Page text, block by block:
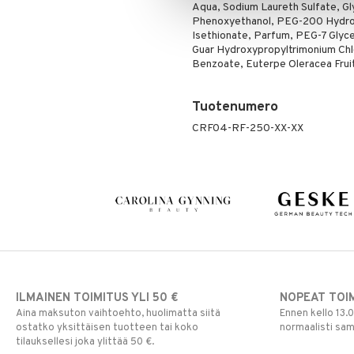
Aqua, Sodium Laureth Sulfate,
Phenoxyethanol, PEG-200
Isethionate, Parfum, PEG-7
Guar Hydroxypropyltrimonium
Benzoate, Euterpe Oleracea
Tuotenumero
CRF04-RF-250-XX-XX
ILMAINEN TOIMITUS YLI 50 €
Aina maksuton vaihtoehto, huolimatta siitä
ostatko yksittäisen tuotteen tai koko
tilauksellesi joka ylittää 50 €.
NOPEAT
Ennen kello
normaalisti